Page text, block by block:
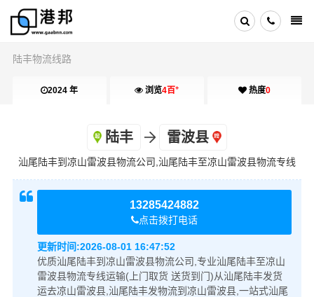
陆丰物流线路
2024 年 浏览4百+ 热度0
陆丰 雷波县
汕尾陆丰到凉山雷波县物流公司,汕尾陆丰至凉山雷波县物流专线
13285424882
点击拨打电话
更新时间:2026-08-01 16:47:52
优质汕尾陆丰到凉山雷波县物流公司,专业汕尾陆丰至凉山
雷波县物流专线运输(上门取货 送货到门)从汕尾陆丰发货
运去凉山雷波县,汕尾陆丰发物流到凉山雷波县,一站式汕尾